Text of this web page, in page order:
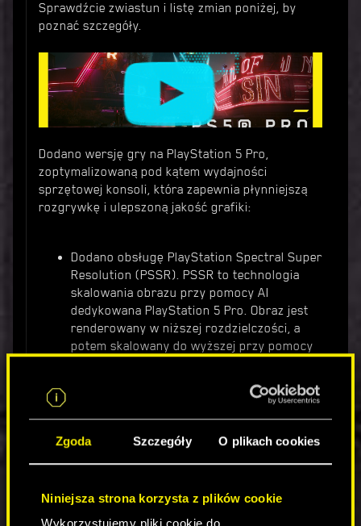
Zgoda Szczegóły O plikach cookies
Niniejsza strona korzysta z plików cookie
Sprawdźcie zwiastun i listę zmian poniżej, by
poznać szczegóły.
Dodano wersję gry na PlayStation 5 Pro,
zoptymalizowaną pod kątem wydajności
sprzętowej konsoli, która zapewnia płynniejszą
rozgrywkę i ulepszoną jakość grafiki:
Dodano obsługę PlayStation Spectral Super
Resolution (PSSR). PSSR to technologia
skalowania obrazu przy pomocy AI
dedykowana PlayStation 5 Pro. Obraz jest
renderowany w niższej rozdzielczości, a
potem skalowany do wyższej przy pomocy
Zawiera optymalizacje zapytań dotyczących
obiektów obsługujących ray tracing i
usprawnienia pamięci podręcznej ray
tracingu, by zredukować pojawiające się
(8-way Bounding Volume Hierarchy) w celu